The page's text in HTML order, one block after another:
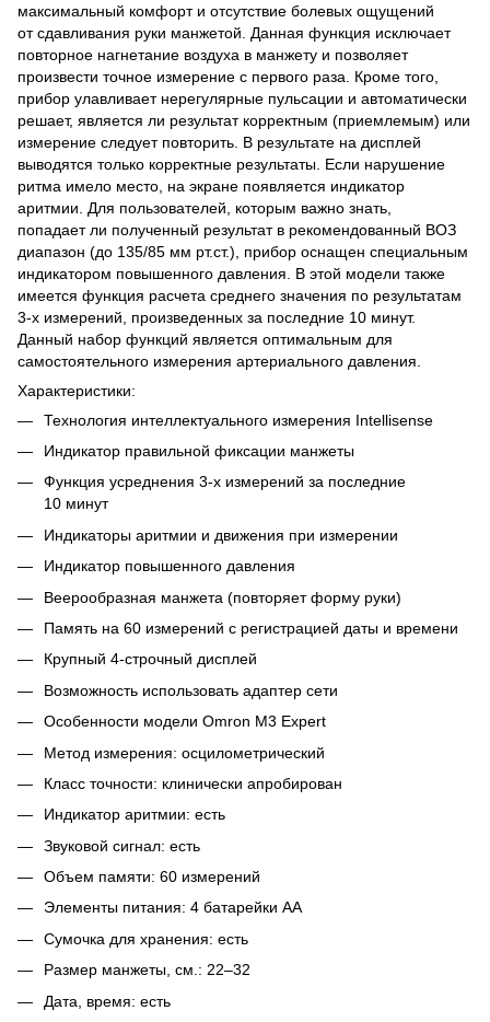
максимальный комфорт и отсутствие болевых ощущений
от сдавливания руки манжетой. Данная функция исключает
повторное нагнетание воздуха в манжету и позволяет
произвести точное измерение с первого раза. Кроме того,
прибор улавливает нерегулярные пульсации и автоматически
решает, является ли результат корректным (приемлемым) или
измерение следует повторить. В результате на дисплей
выводятся только корректные результаты. Если нарушение
ритма имело место, на экране появляется индикатор
аритмии. Для пользователей, которым важно знать,
попадает ли полученный результат в рекомендованный ВОЗ
диапазон (до 135/85 мм рт.ст.), прибор оснащен специальным
индикатором повышенного давления. В этой модели также
имеется функция расчета среднего значения по результатам
3-х измерений, произведенных за последние 10 минут.
Данный набор функций является оптимальным для
самостоятельного измерения артериального давления.
Характеристики:
Технология интеллектуального измерения Intellisense
Индикатор правильной фиксации манжеты
Функция усреднения 3-х измерений за последние
10 минут
Индикаторы аритмии и движения при измерении
Индикатор повышенного давления
Веерообразная манжета (повторяет форму руки)
Память на 60 измерений с регистрацией даты и времени
Крупный 4-строчный дисплей
Возможность использовать адаптер сети
Особенности модели Omron M3 Expert
Метод измерения: осцилометрический
Класс точности: клинически апробирован
Индикатор аритмии: есть
Звуковой сигнал: есть
Объем памяти: 60 измерений
Элементы питания: 4 батарейки АА
Сумочка для хранения: есть
Размер манжеты, см.: 22–32
Дата, время: есть